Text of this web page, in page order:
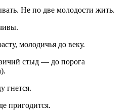
Не по две молодости жить.
молодичья до веку.
стыд — до порога
гнется.
пригодится.